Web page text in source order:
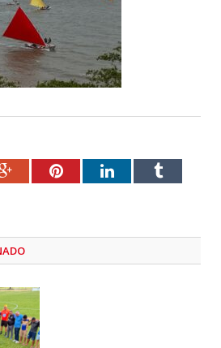
Google+PinterestLinkedInTumblr